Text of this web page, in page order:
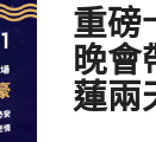
重磅
晚會
蓮兩